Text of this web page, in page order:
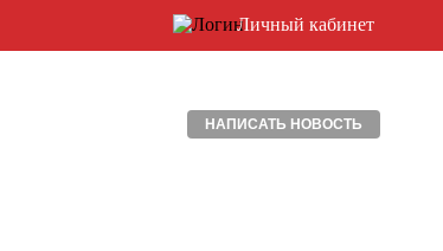
Личный кабинет
НАПИСАТЬ НОВОСТЬ